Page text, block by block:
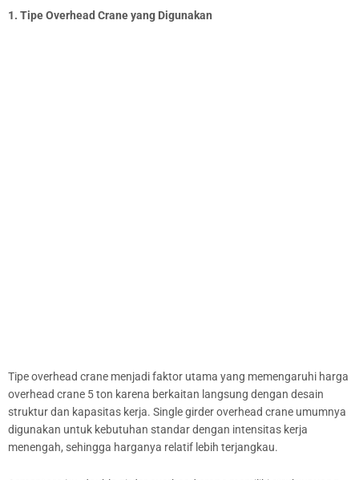
1. Tipe Overhead Crane yang Digunakan
Tipe overhead crane menjadi faktor utama yang memengaruhi harga
overhead crane 5 ton karena berkaitan langsung dengan desain
struktur dan kapasitas kerja. Single girder overhead crane umumnya
digunakan untuk kebutuhan standar dengan intensitas kerja
menengah, sehingga harganya relatif lebih terjangkau.